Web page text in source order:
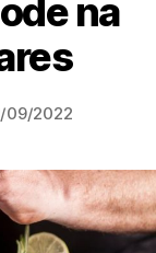
na
09/2022